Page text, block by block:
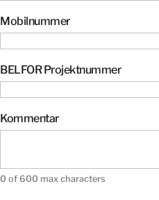
Mobilnummer
BELFOR Projektnummer
Kommentar
0 of 600 max characters